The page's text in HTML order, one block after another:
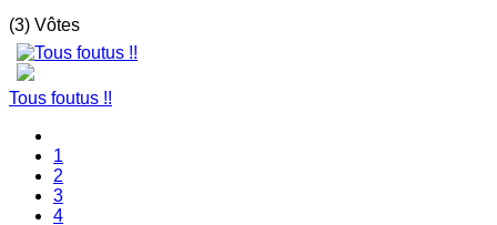
(3) Vôtes
Tous foutus !!
1
2
3
4